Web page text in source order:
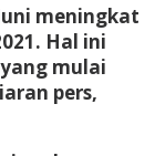
meningkat
Hal ini
mulai
pers,